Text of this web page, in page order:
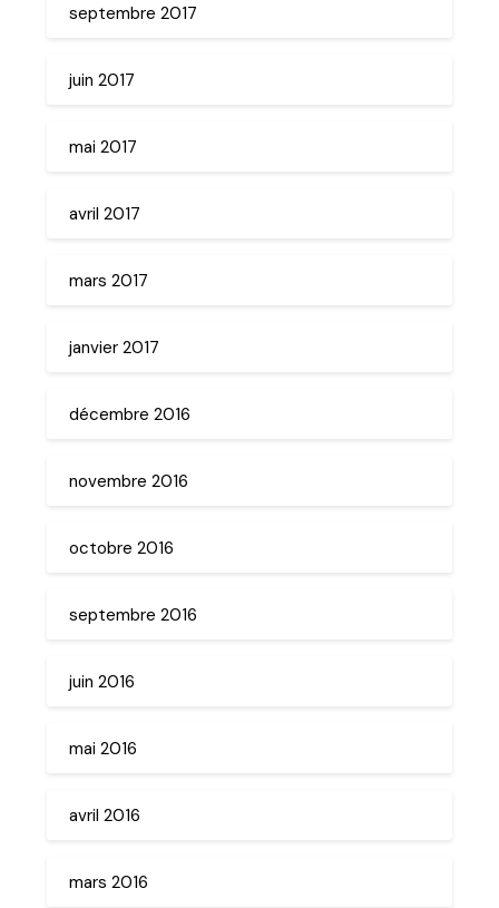
septembre 2017
juin 2017
mai 2017
avril 2017
mars 2017
janvier 2017
décembre 2016
novembre 2016
octobre 2016
septembre 2016
juin 2016
mai 2016
avril 2016
mars 2016